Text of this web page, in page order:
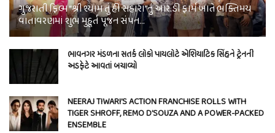
ગુજરાતી ફિલ્મ “શ્રી શ્યામ તું હી સહારા”નું આર.ડી ફાર્મ ખાતે ભક્તિમય
વાતાવરણમાં શુભ મુહૂર્ત પૂજન સંપન…
ભાવનગર મંડળના સતર્ક લોકો પાયલોટે એશિયાટિક સિંહને ટ્રેનની
અડફેટે આવતાં બચાવ્યો
NEERAJ TIWARI’S ACTION FRANCHISE ROLLS WITH
TIGER SHROFF, REMO D’SOUZA AND A POWER-PACKED
ENSEMBLE